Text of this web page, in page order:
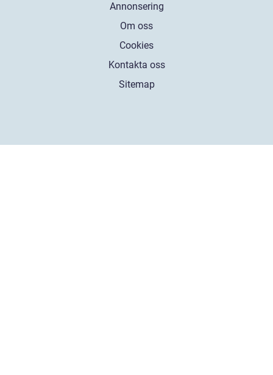
Annonsering
Om oss
Cookies
Kontakta oss
Sitemap